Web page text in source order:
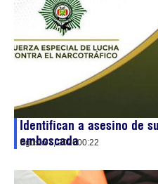
Identifican a asesino de
emboscada
agosto 7, 202600:22